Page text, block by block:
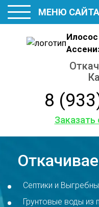
Илосос
8
МЕНЮ
Септики и
Грунтовые воды из